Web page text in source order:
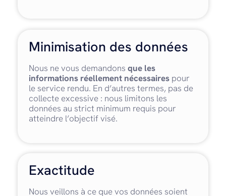
Minimisation des données
Nous ne vous demandons que les
informations réellement nécessaires pour
le service rendu. En d’autres termes, pas de
collecte excessive : nous limitons les
données au strict minimum requis pour
atteindre l’objectif visé.
Exactitude
Nous veillons à ce que vos données soient